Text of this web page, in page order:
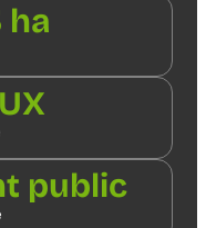
ha
public